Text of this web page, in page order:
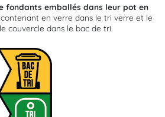
fondants emballés dans leur pot en
contenant en verre dans le tri verre et le
couvercle dans le bac de tri.